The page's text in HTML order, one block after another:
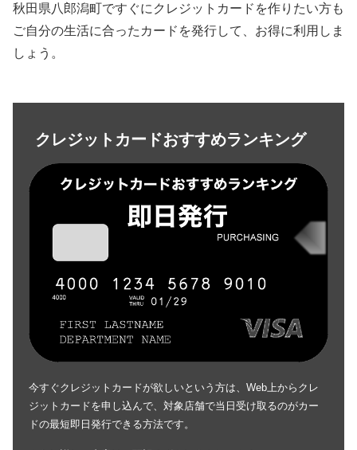
秋田県八郎潟町ですぐにクレジットカードを作りたい方も
ご自分の生活に合ったカードを発行して、お得に利用しま
しょう。
クレジットカードおすすめランキング
今すぐクレジットカードが欲しいという方は、Web上からクレ
ジットカードを申し込んで、対象店舗で当日受け取るのがカー
ドの最短即日発行できる方法です。